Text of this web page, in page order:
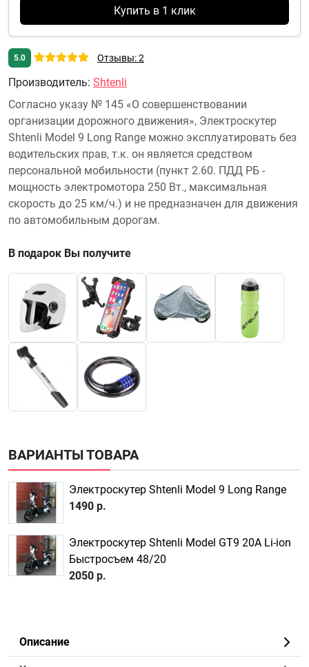
Купить в 1 клик
5.0 Отзывы: 2
Производитель: Shtenli
Согласно указу № 145 «О совершенствовании
организации дорожного движения», Электроскутер
Shtenli Model 9 Long Range можно эксплуатировать без
водительских прав, т.к. он является средством
персональной мобильности (пункт 2.60. ПДД РБ -
мощность электромотора 250 Вт., максимальная
скорость до 25 км/ч.) и не предназначен для движения
по автомобильным дорогам.
В подарок Вы получите
ВАРИАНТЫ ТОВАРА
Электроскутер Shtenli Model 9 Long Range
1490 р.
Электроскутер Shtenli Model GT9 20A Li-ion
Быстросъем 48/20
2050 р.
Описание